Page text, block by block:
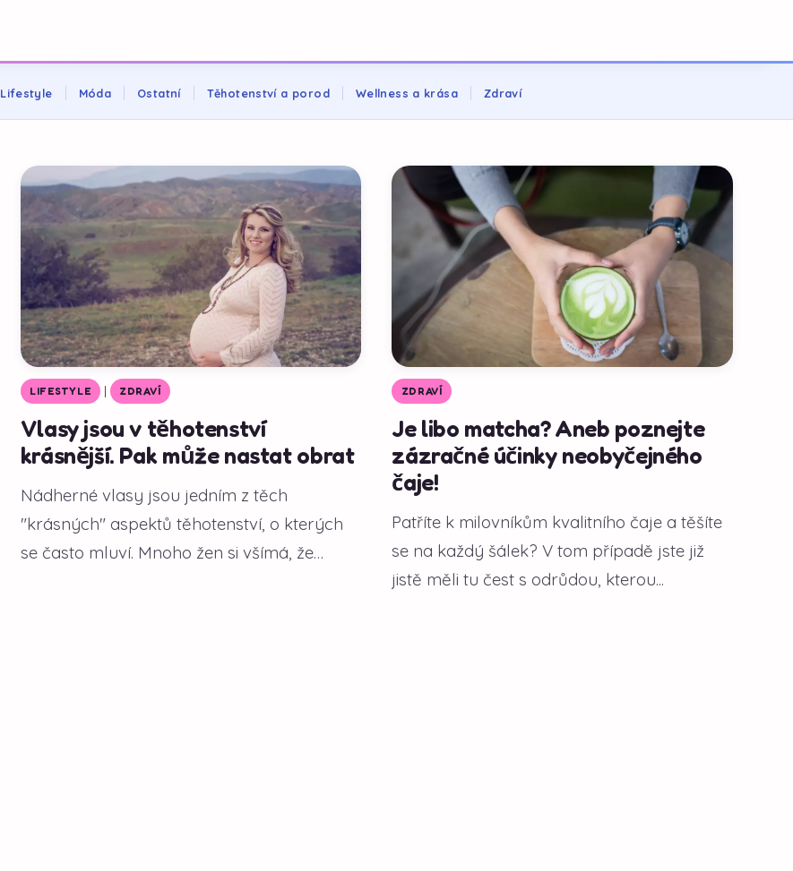
Lifestyle Móda Ostatní Těhotenství a porod Wellness a krása Zdraví
Vlasy jsou v těhotenství
krásnější. Pak může nastat obrat
Nádherné vlasy jsou jedním z těch
"krásných" aspektů těhotenství, o kterých
se často mluví. Mnoho žen si všímá, že
LIFESTYLE | ZDRAVÍ
Je libo matcha? Aneb poznejte
zázračné účinky neobyčejného
čaje!
Patříte k milovníkům kvalitního čaje a těšíte
se na každý šálek? V tom případě jste již
jistě měli tu čest s odrůdou, kterou...
ZDRAVÍ